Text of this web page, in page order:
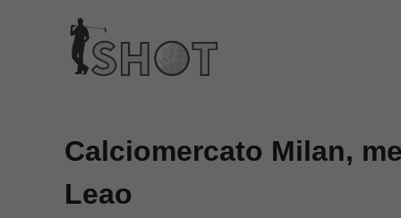
contenuto
Calciomercato Milan,
Leao